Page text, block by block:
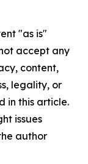
"as is"
accept any
content,
legality, or
in this article.
issues
author